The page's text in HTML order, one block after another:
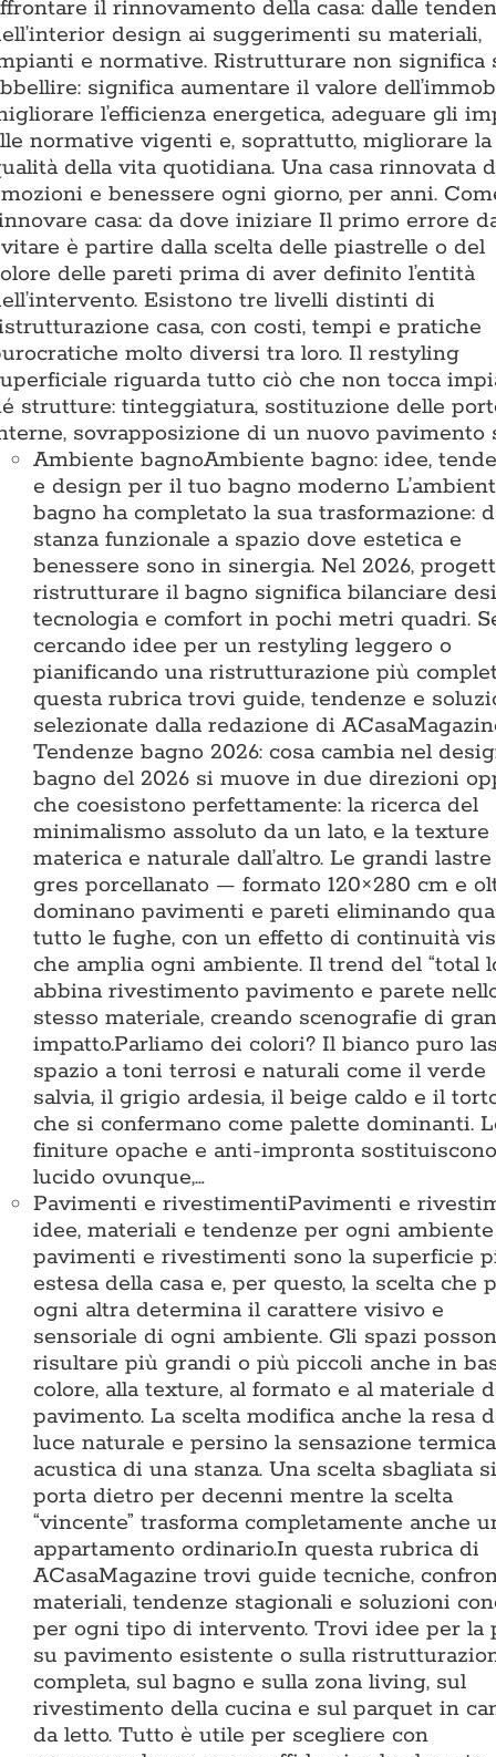
il rinnovamento della casa: dalle
design ai suggerimenti su materiali,
e normative. Ristrutturare non significa
significa aumentare il valore
l’efficienza energetica, adeguare gli
normative vigenti e, soprattutto, migliorare la
della vita quotidiana. Una casa rinnovata
e benessere ogni giorno, per anni.
casa: da dove iniziare Il primo errore
è partire dalla scelta delle piastrelle o del
delle pareti prima di aver definito l’entità
Esistono tre livelli distinti di
casa, con costi, tempi e pratiche
molto diversi tra loro. Il restyling
riguarda tutto ciò che non tocca
strutture: tinteggiatura, sostituzione delle
sovrapposizione di un nuovo pavimento
Ambiente bagnoAmbiente bagno: idee,
e design per il tuo bagno moderno
bagno ha completato la sua trasformazione:
stanza funzionale a spazio dove estetica e
benessere sono in sinergia. Nel 2026,
ristrutturare il bagno significa bilanciare
tecnologia e comfort in pochi metri quadri.
cercando idee per un restyling leggero o
pianificando una ristrutturazione più
questa rubrica trovi guide, tendenze e
selezionate dalla redazione di
Tendenze bagno 2026: cosa cambia nel
bagno del 2026 si muove in due direzioni
che coesistono perfettamente: la ricerca del
minimalismo assoluto da un lato, e la texture
materica e naturale dall’altro. Le grandi
gres porcellanato — formato 120×280 cm e
dominano pavimenti e pareti eliminando
tutto le fughe, con un effetto di continuità
che amplia ogni ambiente. Il trend del “total
abbina rivestimento pavimento e parete
stesso materiale, creando scenografie di
impatto.Parliamo dei colori? Il bianco puro
spazio a toni terrosi e naturali come il verde
salvia, il grigio ardesia, il beige caldo e il
che si confermano come palette dominanti.
finiture opache e anti-impronta
lucido ovunque,…
Pavimenti e rivestimentiPavimenti e
idee, materiali e tendenze per ogni
pavimenti e rivestimenti sono la superficie
estesa della casa e, per questo, la scelta che
ogni altra determina il carattere visivo e
sensoriale di ogni ambiente. Gli spazi
risultare più grandi o più piccoli anche in
colore, alla texture, al formato e al materiale
pavimento. La scelta modifica anche la resa
luce naturale e persino la sensazione
acustica di una stanza. Una scelta sbagliata si
porta dietro per decenni mentre la scelta
“vincente” trasforma completamente anche
appartamento ordinario.In questa rubrica di
ACasaMagazine trovi guide tecniche,
materiali, tendenze stagionali e soluzioni
per ogni tipo di intervento. Trovi idee per la
su pavimento esistente o sulla
completa, sul bagno e sulla zona living, sul
rivestimento della cucina e sul parquet in
da letto. Tutto è utile per scegliere con